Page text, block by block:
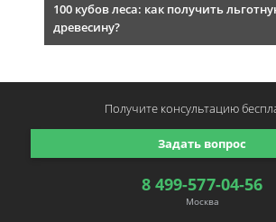
100 кубов леса: как получить
древесину?
8 499-577-04-56
Москва
Задать вопрос
Получите консультацию